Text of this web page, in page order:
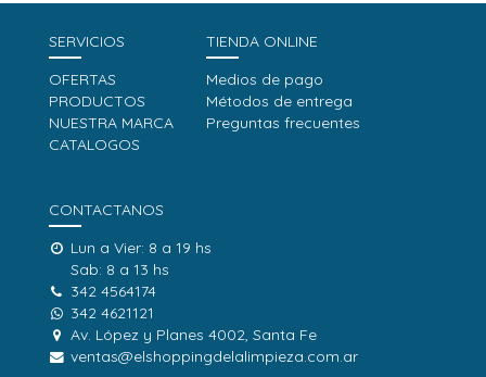
SERVICIOS
OFERTAS
PRODUCTOS
NUESTRA MARCA
CATALOGOS
TIENDA ONLINE
Medios de pago
Métodos de entrega
Preguntas frecuentes
CONTACTANOS
Lun a Vier: 8 a 19 hs
Sab: 8 a 13 hs
342 4564174
342 4621121
Av. López y Planes 4002, Santa Fe
ventas@elshoppingdelalimpieza.com.ar